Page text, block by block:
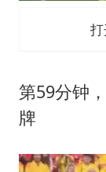
第59分钟，
牌